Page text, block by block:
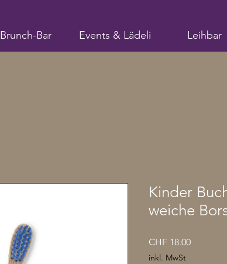
Brunch-Bar Events & Lädeli Leihbar
Kinder
weiche
CHF 18.00Preis
inkl. MwSt